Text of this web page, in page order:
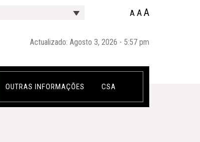
A AA
Actualizado: Agosto 3, 2026 - 5:57 pm
OUTRAS INFORMAÇÕES CSA